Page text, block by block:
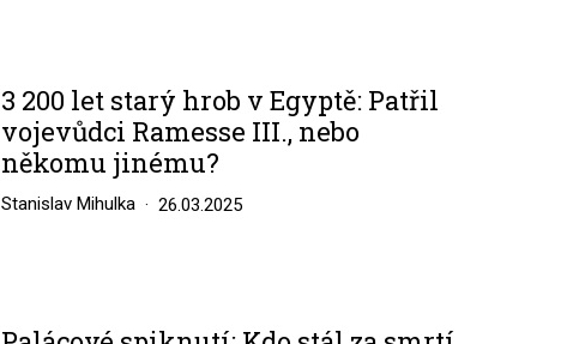
3 200 let starý hrob v Egyptě: Patřil
vojevůdci Ramesse III., nebo
někomu jinému?
Stanislav Mihulka 26.03.2025